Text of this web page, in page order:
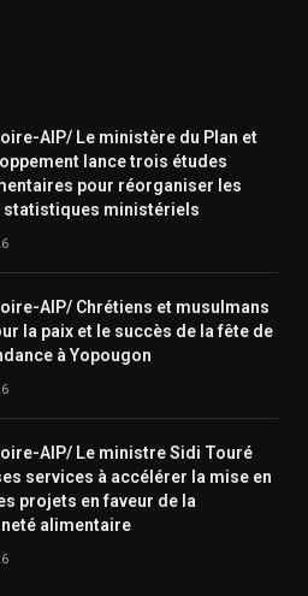
AIP/ Le ministère du Plan et
lance trois études
pour réorganiser les
statistiques ministériels
AIP/ Chrétiens et musulmans
la paix et le succès de la fête de
à Yopougon
AIP/ Le ministre Sidi Touré
services à accélérer la mise en
projets en faveur de la
alimentaire